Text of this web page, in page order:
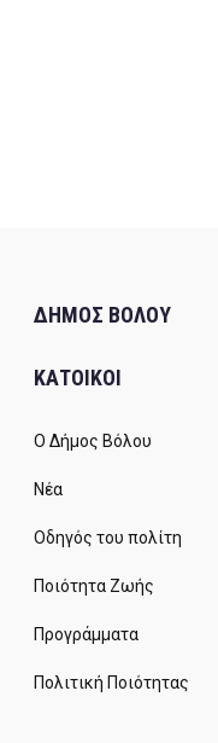
ΔΗΜΟΣ ΒΟΛΟΥ
ΚΑΤΟΙΚΟΙ
Ο Δήμος Βόλου
Νέα
Οδηγός του πολίτη
Ποιότητα Ζωής
Προγράμματα
Πολιτική Ποιότητας